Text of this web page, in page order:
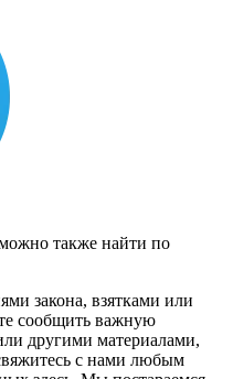
также найти по
закона, взятками или
сообщить важную
другими материалами,
с нами любым